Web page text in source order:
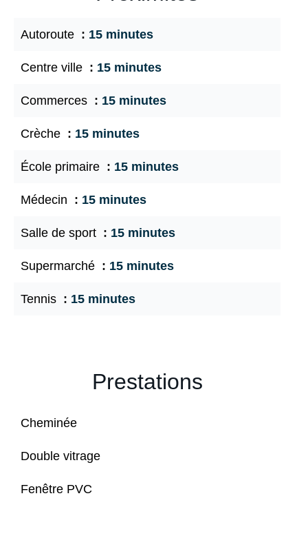
Autoroute 15 minutes
Centre ville 15 minutes
Commerces 15 minutes
Crèche 15 minutes
École primaire 15 minutes
Médecin 15 minutes
Salle de sport 15 minutes
Supermarché 15 minutes
Tennis 15 minutes
Prestations
Cheminée
Double vitrage
Fenêtre PVC